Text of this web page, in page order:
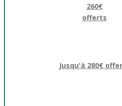
260€
offerts
Jusqu'à 280€